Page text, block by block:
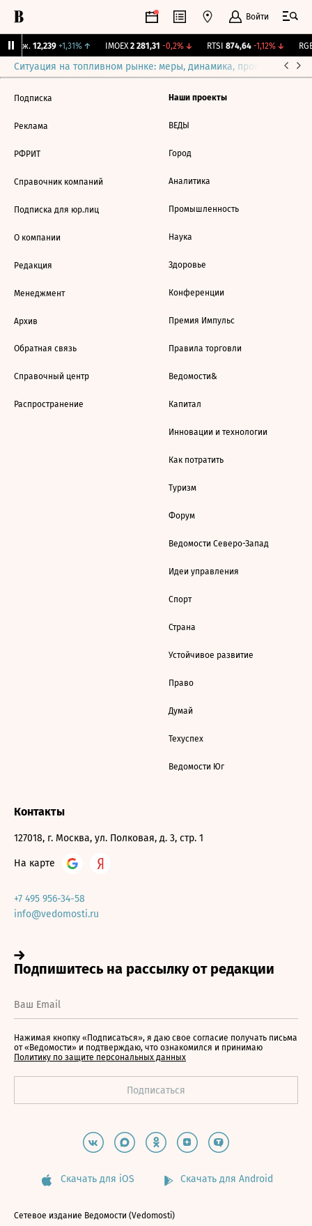
Войти
Бирж. 12,239 +1,31%↑ IMOEX 2 281,31 -0,2%↓ RTSI 874,64 -1,12%↓
Ситуация на топливном рынке: меры, динамика, прогнозы
Подписка
Реклама
РФРИТ
Справочник компаний
Подписка для юр.лиц
О компании
Редакция
Менеджмент
Архив
Обратная связь
Справочный центр
Распространение
Наши проекты
ВЕДЫ
Город
Аналитика
Промышленность
Наука
Здоровье
Конференции
Премия Импульс
Правила торговли
Ведомости&
Капитал
Инновации и технологии
Как потратить
Туризм
Форум
Ведомости Северо-Запад
Идеи управления
Спорт
Страна
Устойчивое развитие
Право
Думай
Техуспех
Ведомости Юг
Контакты
127018, г. Москва, ул. Полковая, д. 3, стр. 1
На карте
+7 495 956-34-58
info@vedomosti.ru
Нажимая кнопку «Подписаться», я даю свое согласие получать письма
от «Ведомости» и подтверждаю, что ознакомился и принимаю
Политику по защите персональных данных
Скачать для iOS Скачать для Android
Сетевое издание Ведомости (Vedomosti)